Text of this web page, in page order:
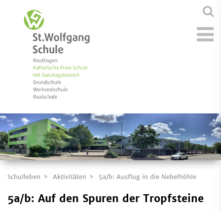
Schulleben Aktivitäten 5a/b: Ausflug in die Nebelhöhle
5a/b: Auf den Spuren der Tropfsteine